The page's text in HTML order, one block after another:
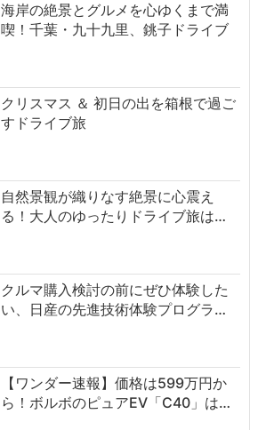
海岸の絶景とグルメを心ゆくまで満
喫！千葉・九十九里、銚子ドライブ
クリスマス ＆ 初日の出を箱根で過ご
すドライブ旅
自然景観が織りなす絶景に心震え
る！大人のゆったりドライブ旅は…
クルマ購入検討の前にぜひ体験した
い、日産の先進技術体験プログラ…
【ワンダー速報】価格は599万円か
ら！ボルボのピュアEV「C40」は…